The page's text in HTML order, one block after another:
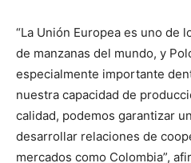
“La Unión Europea es uno de
de manzanas del mundo, y
especialmente importante
nuestra capacidad de
calidad, podemos garantizar
desarrollar relaciones de
mercados como Colombia”,